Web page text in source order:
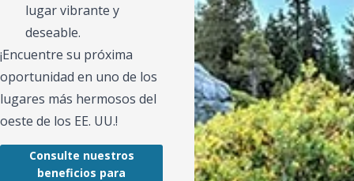
lugar vibrante y
deseable.
¡Encuentre su próxima
oportunidad en uno de los
lugares más hermosos del
oeste de los EE. UU.!
Consulte nuestros
beneficios para